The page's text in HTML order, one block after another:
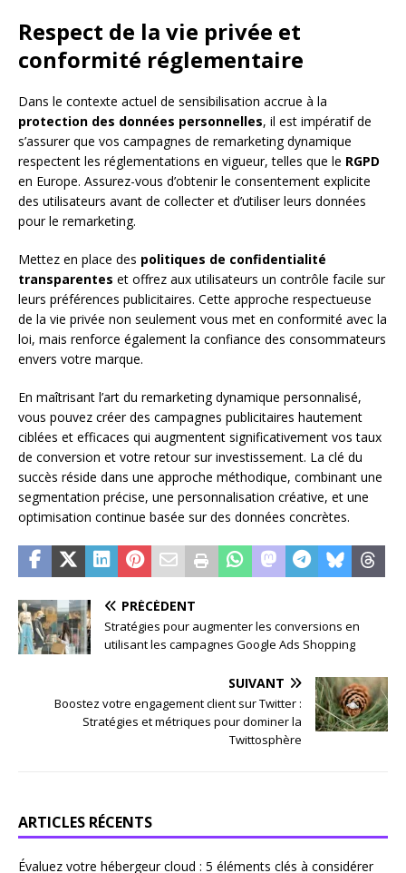
Respect de la vie privée et
conformité réglementaire
Dans le contexte actuel de sensibilisation accrue à la
protection des données personnelles, il est impératif de
s’assurer que vos campagnes de remarketing dynamique
respectent les réglementations en vigueur, telles que le RGPD
en Europe. Assurez-vous d’obtenir le consentement explicite
des utilisateurs avant de collecter et d’utiliser leurs données
pour le remarketing.
Mettez en place des politiques de confidentialité
transparentes et offrez aux utilisateurs un contrôle facile sur
leurs préférences publicitaires. Cette approche respectueuse
de la vie privée non seulement vous met en conformité avec la
loi, mais renforce également la confiance des consommateurs
envers votre marque.
En maîtrisant l’art du remarketing dynamique personnalisé,
vous pouvez créer des campagnes publicitaires hautement
ciblées et efficaces qui augmentent significativement vos taux
de conversion et votre retour sur investissement. La clé du
succès réside dans une approche méthodique, combinant une
segmentation précise, une personnalisation créative, et une
optimisation continue basée sur des données concrètes.
PRÉCÉDENT
Stratégies pour augmenter les conversions en
utilisant les campagnes Google Ads Shopping
SUIVANT
Boostez votre engagement client sur Twitter :
Stratégies et métriques pour dominer la
Twittosphère
ARTICLES RÉCENTS
Évaluez votre hébergeur cloud : 5 éléments clés à considérer